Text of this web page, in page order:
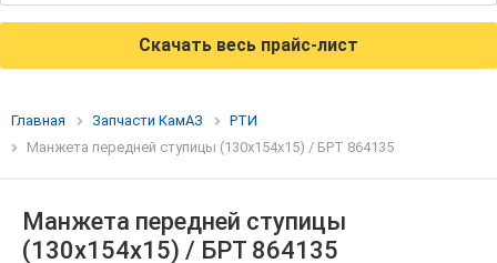
Скачать весь прайс-лист
Главная Запчасти КамАЗ
РТИ
Манжета передней ступицы (130х154х15) / БРТ 864135
Манжета передней ступицы
(130х154х15) / БРТ 864135